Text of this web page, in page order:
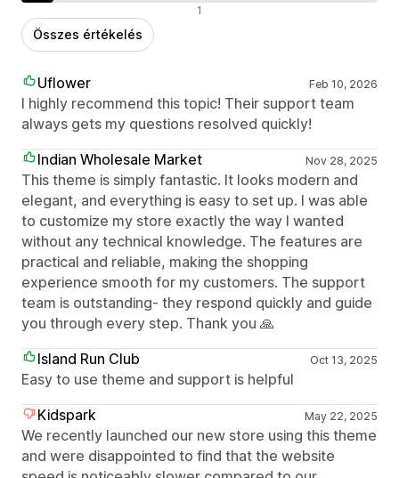
1
Összes értékelés
Uflower Feb 10, 2026
I highly recommend this topic! Their support team
always gets my questions resolved quickly!
Indian Wholesale Market
Nov 28, 2025
This theme is simply fantastic. It looks modern and
elegant, and everything is easy to set up. I was able
to customize my store exactly the way I wanted
without any technical knowledge. The features are
practical and reliable, making the shopping
experience smooth for my customers. The support
team is outstanding- they respond quickly and guide
you through every step. Thank you 🙏
Island Run Club
Oct 13, 2025
Easy to use theme and support is helpful
Kidspark
May 22, 2025
We recently launched our new store using this theme
and were disappointed to find that the website